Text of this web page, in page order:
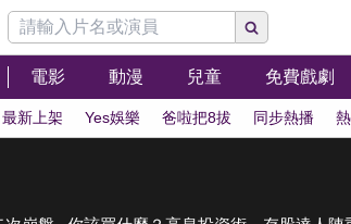
電影 動漫 兒童 免費戲劇
最新上架 Yes娛樂 爸啦把8拔 同步熱播